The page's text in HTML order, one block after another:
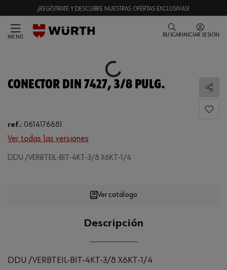
¡REGÍSTRATE Y DESCUBRE NUESTRAS OFERTAS EXCLUSIVAS!
MENÚ BUSCAR INICIAR SESIÓN
Loading...
CONECTOR DIN 7427, 3/8 PULG.
ref.: 0614176681
Ver todas las versiones
DDU /VERBTEIL-BIT-4KT-3/8 X6KT-1/4
Loading...
Ver catálogo
Descripción
DDU /VERBTEIL-BIT-4KT-3/8 X6KT-1/4